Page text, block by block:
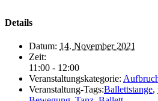
Details
Datum: 14. November 2021
Zeit:
11:00 - 12:00
Veranstaltungskategorie:
Veranstaltung-Tags:Ballettstange,